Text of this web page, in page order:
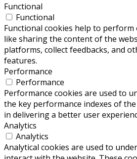
Functional
Functional
Functional cookies help to
like sharing the content of the
platforms, collect feedbacks, and
features.
Performance
Performance
Performance cookies are used to
the key performance indexes of
in delivering a better user
Analytics
Analytics
Analytical cookies are used to